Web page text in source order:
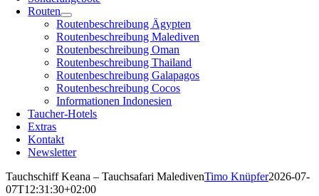
Routen
Routenbeschreibung Ägypten
Routenbeschreibung Malediven
Routenbeschreibung Oman
Routenbeschreibung Thailand
Routenbeschreibung Galapagos
Routenbeschreibung Cocos
Informationen Indonesien
Taucher-Hotels
Extras
Kontakt
Newsletter
Tauchschiff Keana – Tauchsafari MaledivenTimo Knüpfer2026-07-
07T12:31:30+02:00